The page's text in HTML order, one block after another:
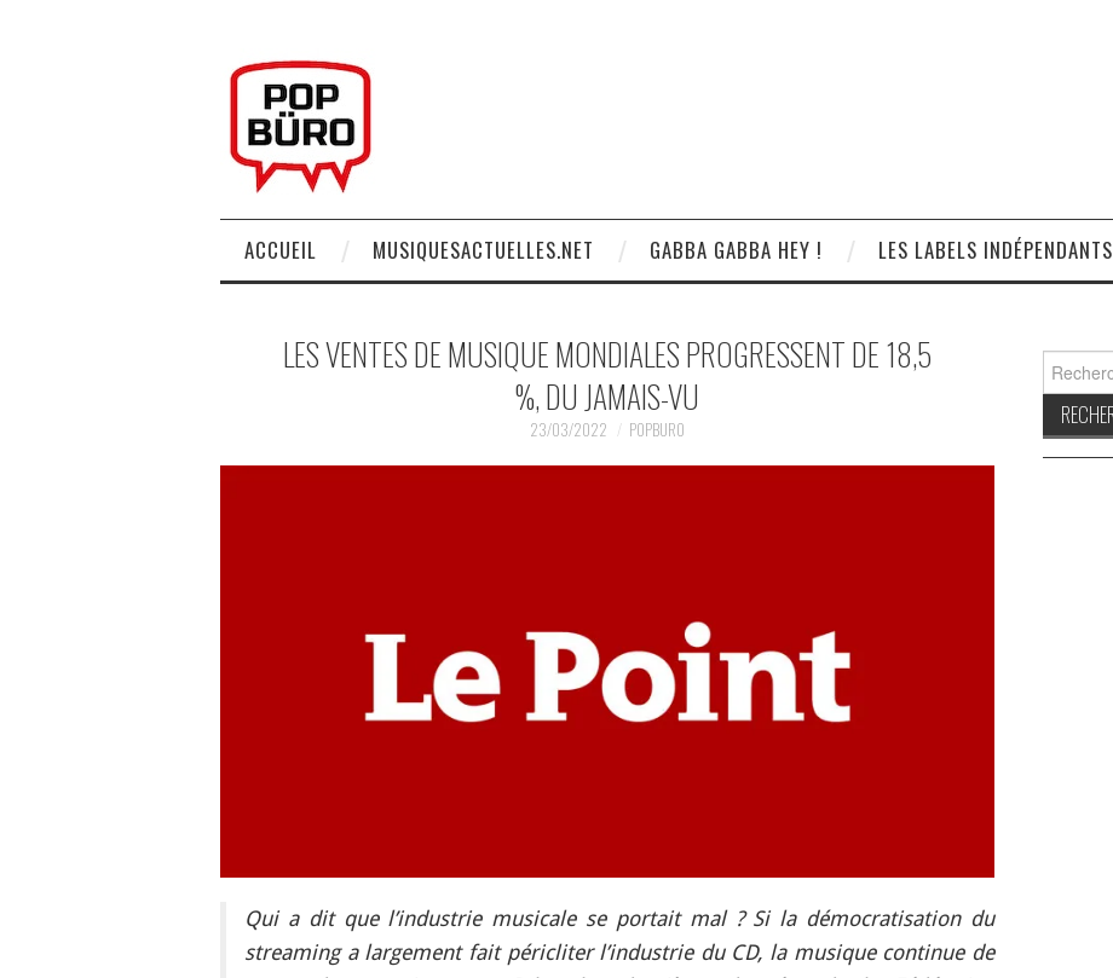
ACCUEIL MUSIQUESACTUELLES.NET GABBA GABBA HEY ! LES LABELS INDÉPENDANTS
LES VENTES DE MUSIQUE MONDIALES PROGRESSENT DE 18,5
%, DU JAMAIS-VU
23/03/2022 POPBURO
Qui a dit que l’industrie musicale se portait mal ? Si la démocratisation du
streaming a largement fait péricliter l’industrie du CD, la musique continue de